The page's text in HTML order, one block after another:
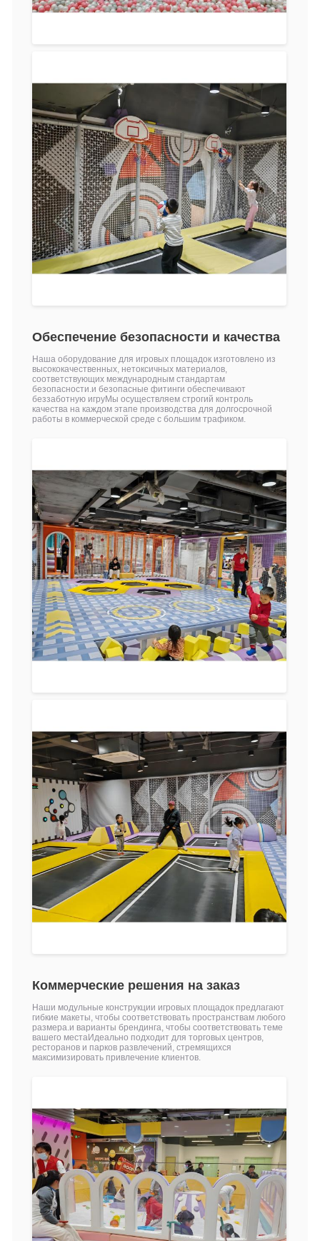
Обеспечение безопасности и качества
Наша оборудование для игровых площадок изготовлено из
высококачественных, нетоксичных материалов,
соответствующих международным стандартам
безопасности.и безопасные фитинги обеспечивают
беззаботную игруМы осуществляем строгий контроль
качества на каждом этапе производства для долгосрочной
работы в коммерческой среде с большим трафиком.
Коммерческие решения на заказ
Наши модульные конструкции игровых площадок предлагают
гибкие макеты, чтобы соответствовать пространствам любого
размера.и варианты брендинга, чтобы соответствовать теме
вашего местаИдеально подходит для торговых центров,
ресторанов и парков развлечений, стремящихся
максимизировать привлечение клиентов.